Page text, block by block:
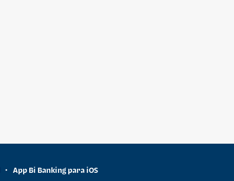
• App Bi Banking para iOS